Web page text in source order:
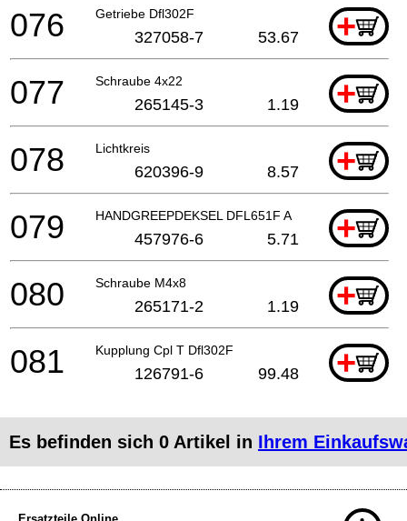
Getriebe Dfl302F +
076 327058-7 53.67
Schraube 4x22 +
077 265145-3 1.19
Lichtkreis +
078 620396-9 8.57
HANDGREEPDEKSEL DFL651F A +
079 457976-6 5.71
Schraube M4x8 +
080 265171-2 1.19
Kupplung Cpl T Dfl302F +
081 126791-6 99.48
Es befinden sich 0 Artikel in Ihrem